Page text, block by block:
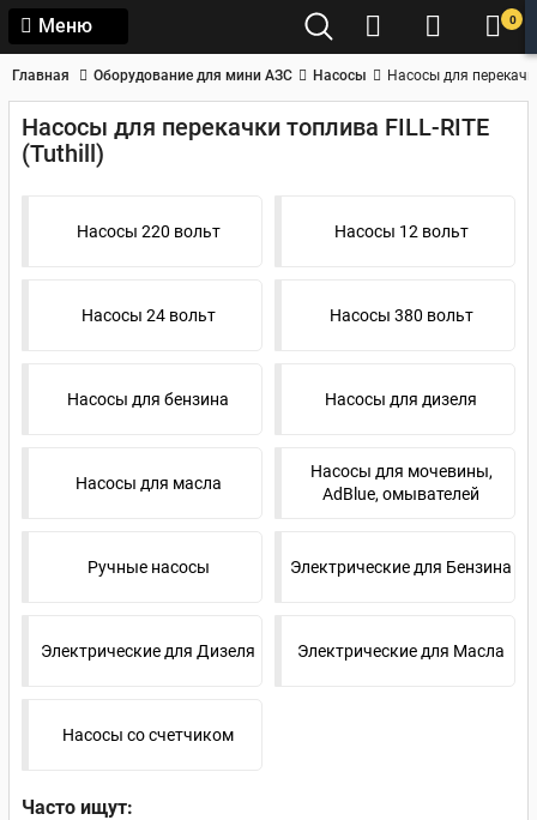
Меню 0
Главная Оборудование для мини АЗС Насосы Насосы для
Насосы для перекачки топлива FILL-RITE
(Tuthill)
Насосы 220 вольт Насосы 12 вольт
Насосы 24 вольт Насосы 380 вольт
Насосы для бензина Насосы для дизеля
Насосы для масла
Насосы для мочевины,
AdBlue, омывателей
Ручные насосы Электрические для Бензина
Электрические для Дизеля Электрические для Масла
Насосы со счетчиком
Часто ищут: